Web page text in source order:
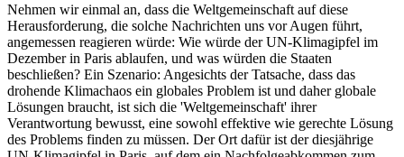
Nehmen wir einmal an, dass die Weltgemeinschaft auf diese
Herausforderung, die solche Nachrichten uns vor Augen führt,
angemessen reagieren würde: Wie würde der UN-Klimagipfel im
Dezember in Paris ablaufen, und was würden die Staaten
beschließen? Ein Szenario: Angesichts der Tatsache, dass das
drohende Klimachaos ein globales Problem ist und daher globale
Lösungen braucht, ist sich die 'Weltgemeinschaft' ihrer
Verantwortung bewusst, eine sowohl effektive wie gerechte Lösung
des Problems finden zu müssen. Der Ort dafür ist der diesjährige